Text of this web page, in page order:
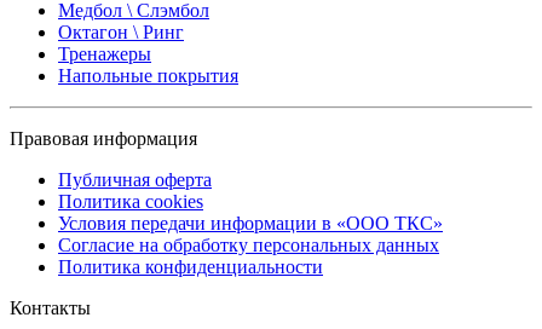
Медбол \ Слэмбол
Октагон \ Ринг
Тренажеры
Напольные покрытия
Правовая информация
Публичная оферта
Политика cookies
Условия передачи информации в «ООО ТКС»
Согласие на обработку персональных данных
Политика конфиденциальности
Контакты